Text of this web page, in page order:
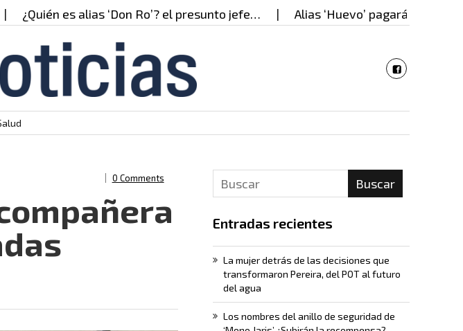
¿Quién es alias ‘Don Ro’? el presunto jefe… Alias ‘Huevo’ pagará casi 17 años
0 Comments Buscar
Entradas recientes
La mujer detrás de las decisiones que
transformaron Pereira, del POT al futuro
del agua
Los nombres del anillo de seguridad de